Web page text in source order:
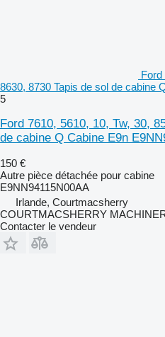
Ford
8630, 8730 Tapis de sol de cabine
5
Ford 7610, 5610, 10, Tw, 30,
de cabine Q Cabine E9n
150 €
Autre pièce détachée pour cabine
E9NN94115N00AA
Irlande, Courtmacsherry
COURTMACSHERRY
Contacter le vendeur